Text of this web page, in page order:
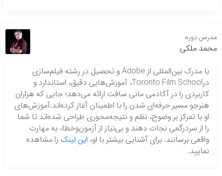
مدرس دوره
محمد ملکی
با مدرک بین‌المللی از Adobe و تحصیل در رشته فیلم‌سازی
درToronto Film School، آموزش‌هایی دقیق، استاندارد و
کاربردی را در آکادمی مانی سافت ارائه می‌دهد؛ جایی که هزاران
هنرجو مسیر حرفه‌ای شدن را با اطمینان آغاز کرده‌اند.آموزش‌های
او با تمرکز بر وضوح، نظم و نتیجه‌محوری طراحی شده‌اند تا شما
را از سردرگمی نجات دهند و بی‌نیاز از آزمون‌وخطا، به مهارت
واقعی برسانند. برای آشنایی بیشتر با او، این لینک را مشاهده
نمایید.